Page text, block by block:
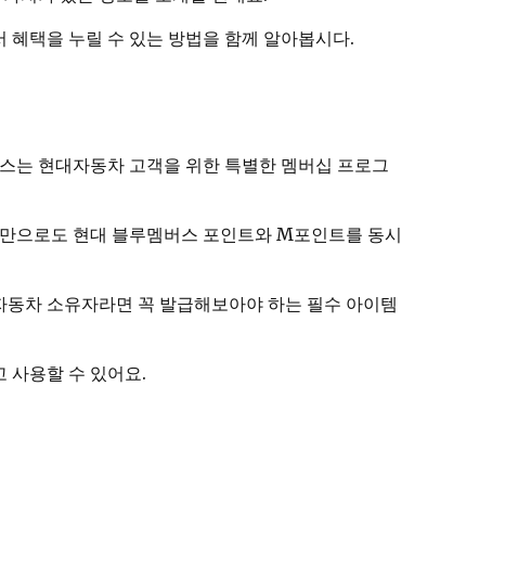
택을 누릴 수 있는 방법을 함께 알아봅시다.
는 현대자동차 고객을 위한 특별한 멤버십 프로그
으로도 현대 블루멤버스 포인트와 M포인트를 동시
차 소유자라면 꼭 발급해보아야 하는 필수 아이템
사용할 수 있어요.